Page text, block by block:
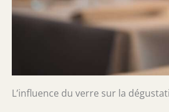
L’influence du verre sur la